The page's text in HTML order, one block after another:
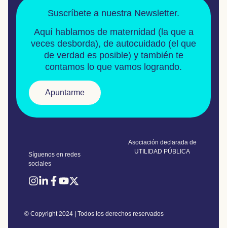
Suscríbete a nuestra Newsletter.
Aquí hablamos de maternidad (la que a
veces desborda), de autocuidado (el que
de verdad es posible) y también te
contamos lo que vamos logrando.
Apuntarme
Síguenos en redes
sociales
Asociación declarada de
UTILIDAD PÚBLICA
© Copyright 2024 | Todos los derechos reservados